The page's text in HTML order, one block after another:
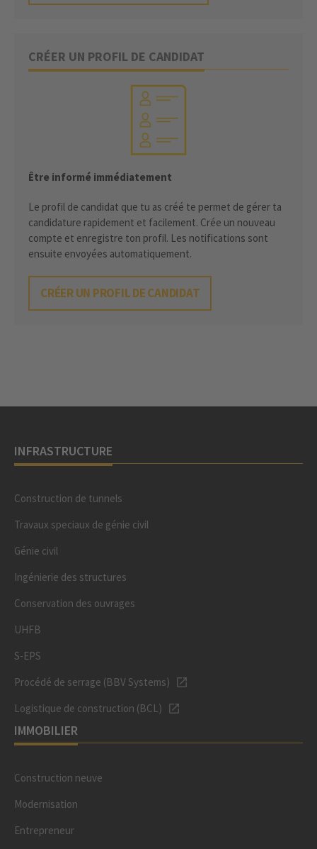
CRÉER UN PROFIL DE CANDIDAT
Être informé immédiatement
Le profil de candidat que tu as créé te permet de gérer ta
candidature rapidement et facilement. Crée un nouveau
compte et enregistre ton profil. Les notifications sont
ensuite envoyées automatiquement.
CRÉER UN PROFIL DE CANDIDAT
INFRASTRUCTURE
Construction de tunnels
Travaux speciaux de génie civil
Génie civil
Ingénierie des structures
Conservation des ouvrages
UHFB
S-EPS
Procédé de serrage (BBV Systems)
Logistique de construction (BCL)
IMMOBILIER
Construction neuve
Modernisation
Entrepreneur